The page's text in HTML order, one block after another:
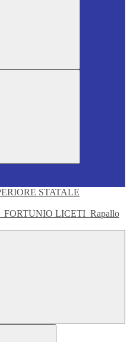
FORTUNIO LICETI Rapallo